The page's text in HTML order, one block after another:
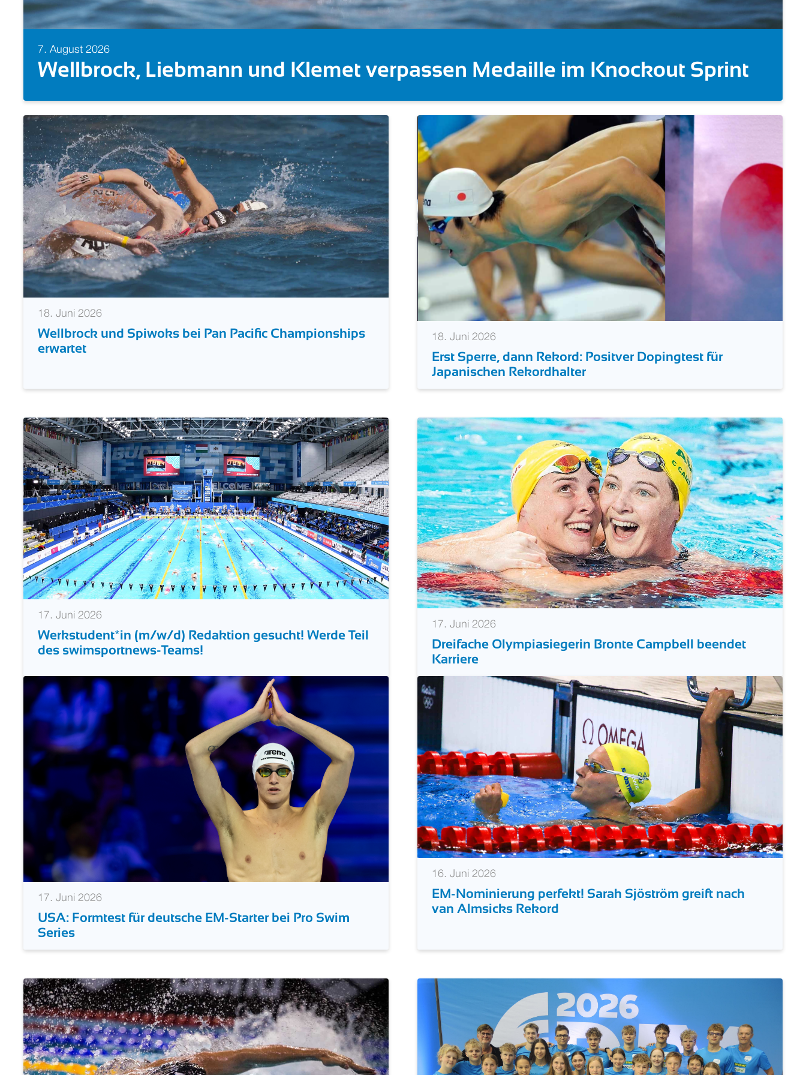
7. August 2026
Europameisterin! Isabel Gose feiert Gold im Knockout Sprint
18. Juni 2026
Wellbrock und Spiwoks bei Pan Pacific Championships
erwartet
18. Juni 2026
Erst Sperre, dann Rekord: Positver Dopingtest für
Japanischen Rekordhalter
17. Juni 2026
Werkstudent*in (m/w/d) Redaktion gesucht! Werde Teil
des swimsportnews-Teams!
17. Juni 2026
Dreifache Olympiasiegerin Bronte Campbell beendet
Karriere
17. Juni 2026
USA: Formtest für deutsche EM-Starter bei Pro Swim
Series
16. Juni 2026
EM-Nominierung perfekt! Sarah Sjöström greift nach
van Almsicks Rekord